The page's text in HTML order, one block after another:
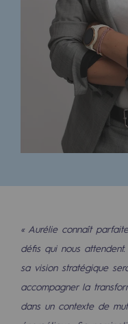
Territorial
Territorial
Social
Social
Notre
QVCT
Sécurité
Sécurité
PARI
« Aurélie connaît
défis qui nous
sa vision stratégique
accompagner la
dans un contexte de